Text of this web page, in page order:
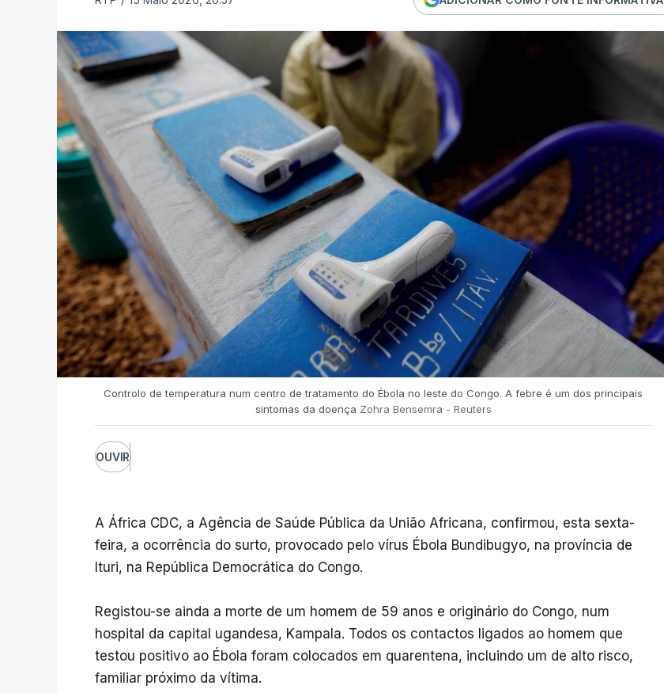
Controlo de temperatura num centro de tratamento do Ébola no leste do Congo. A febre é um dos principais
sintomas da doença Zohra Bensemra - Reuters
OUVIR
A África CDC, a Agência de Saúde Pública da União Africana, confirmou, esta sexta-
feira, a ocorrência do surto, provocado pelo vírus Ébola Bundibugyo, na província de
Ituri, na República Democrática do Congo.
Registou-se ainda a morte de um homem de 59 anos e originário do Congo, num
hospital da capital ugandesa, Kampala. Todos os contactos ligados ao homem que
testou positivo ao Ébola foram colocados em quarentena, incluindo um de alto risco,
familiar próximo da vítima.